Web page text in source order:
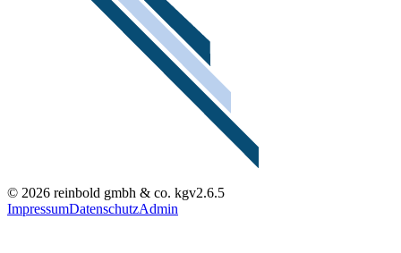
© 2026 reinbold gmbh & co. kgv2.6.5
ImpressumDatenschutzAdmin